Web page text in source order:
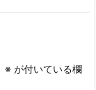
※ が付いている欄